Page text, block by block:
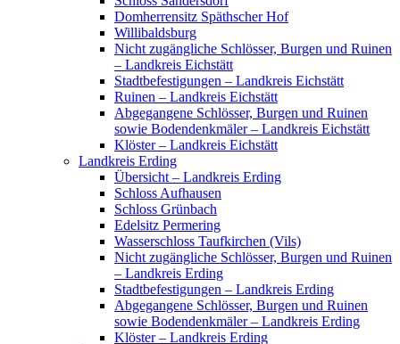
Domherrensitz Späthscher Hof
Willibaldsburg
Nicht zugängliche Schlösser, Burgen und Ruinen
– Landkreis Eichstätt
Stadtbefestigungen – Landkreis Eichstätt
Ruinen – Landkreis Eichstätt
Abgegangene Schlösser, Burgen und Ruinen
sowie Bodendenkmäler – Landkreis Eichstätt
Klöster – Landkreis Eichstätt
Landkreis Erding
Übersicht – Landkreis Erding
Schloss Aufhausen
Schloss Grünbach
Edelsitz Permering
Wasserschloss Taufkirchen (Vils)
Nicht zugängliche Schlösser, Burgen und Ruinen
– Landkreis Erding
Stadtbefestigungen – Landkreis Erding
Abgegangene Schlösser, Burgen und Ruinen
sowie Bodendenkmäler – Landkreis Erding
Klöster – Landkreis Erding